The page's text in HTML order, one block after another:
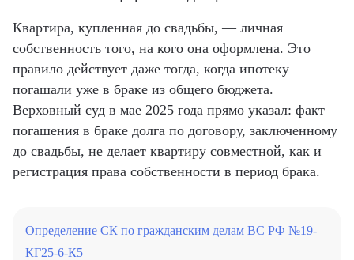
Квартира, купленная до свадьбы, — личная
собственность того, на кого она оформлена. Это
правило действует даже тогда, когда ипотеку
погашали уже в браке из общего бюджета.
Верховный суд в мае 2025 года прямо указал: факт
погашения в браке долга по договору, заключенному
до свадьбы, не делает квартиру совместной, как и
регистрация права собственности в период брака.
Определение СК по гражданским делам ВС РФ №19-
КГ25-6-К5